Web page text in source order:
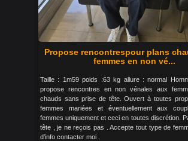
Propose rencontrespour plans
femmes en non vé...
Taille : 1m59 poids :63 kg allure : normal
propose rencontres en non vénales aux
chauds sans prise de tête. Ouvert à toutes
femmes mariées et éventuellement aux
femmes uniquement et ceci en toutes discrétion.
tête , je ne reçois pas . Accepte tout type de
d’info contacter moi .